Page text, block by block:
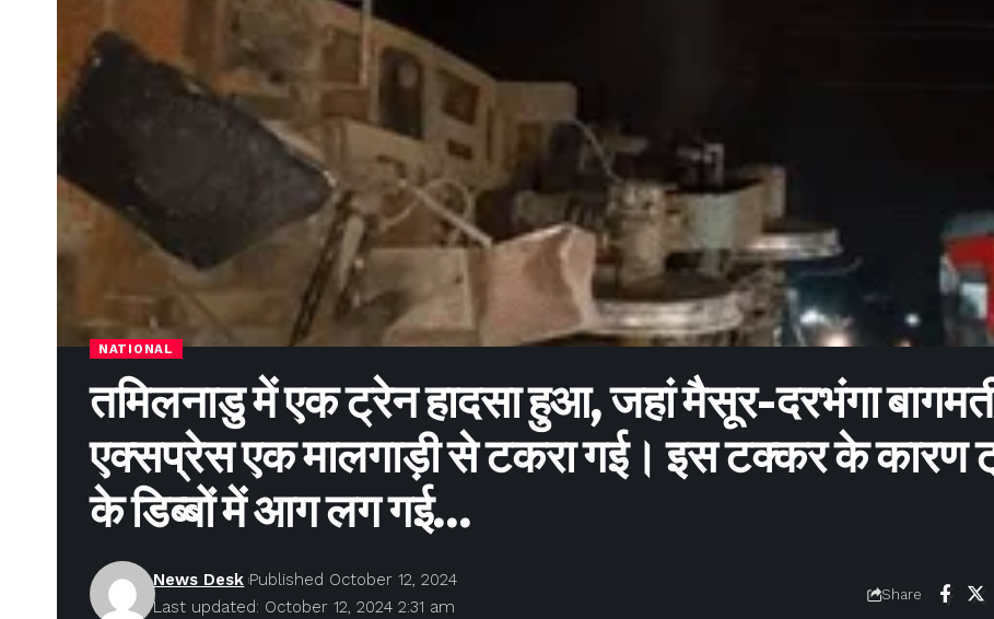
NATIONAL
तमिलनाडु में एक ट्रेन हादसा हुआ, जहां मैसूर-दरभंगा
एक्सप्रेस एक मालगाड़ी से टकरा गई। इस टक्कर के कारण
के डिब्बों में आग लग गई…
Last updated: October 12, 2024 2:31 am
News Desk Published October 12, 2024
Share